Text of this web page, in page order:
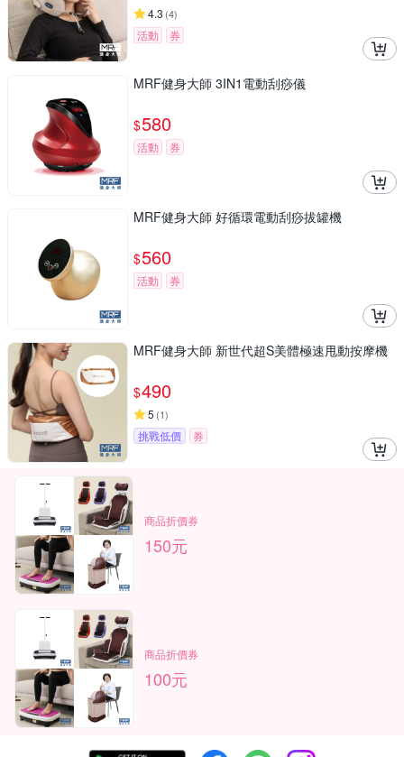
4.3 (4)
活動 券
MRF健身大師 3IN1電動刮痧儀
$580
活動 券
MRF健身大師 好循環電動刮痧拔罐機
$560
活動 券
MRF健身大師 新世代超S美體極速甩動按摩機
$490
5 (1)
挑戰低價 券
商品折價券
150元
商品折價券
100元